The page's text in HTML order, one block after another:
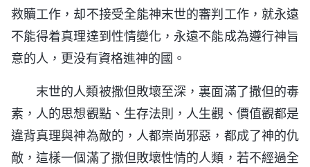
救贖工作，却不接受全能神末世的審判工作，就永遠
不能得着真理達到性情變化，永遠不能成為遵行神旨
意的人，更没有資格進神的國。
末世的人類被撒但敗壞至深，裏面滿了撒但的毒
素，人的思想觀點、生存法則，人生觀、價值觀都是
違背真理與神為敵的，人都崇尚邪惡，都成了神的仇
敵，這樣一個滿了撒但敗壞性情的人類，若不經過全